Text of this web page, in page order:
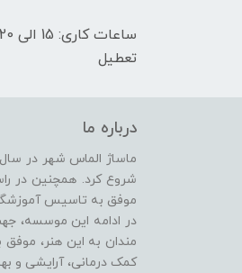
تعطیل
درباره ما
موفق به تاسیس
در ادامه این موسسه،
مندان به این هنر، موفق
کمک درمانی، آرایشی و